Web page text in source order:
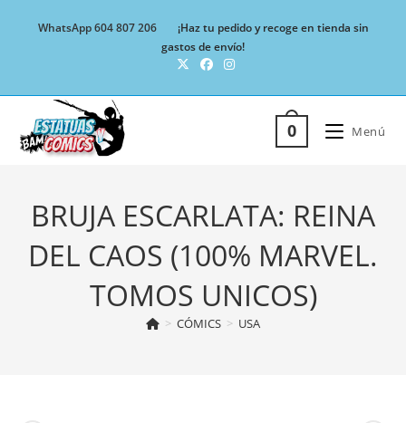
WhatsApp 604 807 206
¡Haz tu pedido y recoge en tienda sin
gastos de envío!
0 Menú
BRUJA ESCARLATA: REINA
DEL CAOS (100% MARVEL.
TOMOS UNICOS)
> CÓMICS > USA